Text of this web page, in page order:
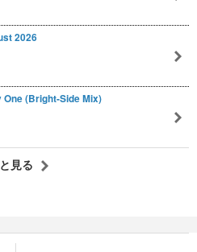
2026
One (Bright-Side Mix)
見る